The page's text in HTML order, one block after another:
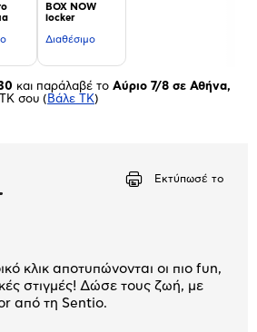
BOX NOW
locker
Διαθέσιμο
και παράλαβέ το Αύριο 7/8 σε Αθήνα,
σου ( Βάλε ΤΚ)
Εκτύπωσέ το
κλικ αποτυπώνονται οι πιο fun,
στιγμές! Δώσε τους ζωή, με
από τη Sentio.